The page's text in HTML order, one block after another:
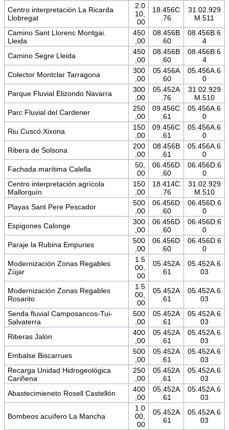
Centro interpretación La Ricarda
Llobregat
2.0
10,
00
18.456C
.76
31.02.929
M.511
Camino Sant Llorenc Montgai.
Lleida
450
,00
08.456B
.60
08.456B.6
4
Camino Segre Lleida
450
,00
08.456B
.60
08.456B.6
4
Colector Montclar Tarragona
300
,00
05.456A
.60
05.456A.6
0
Parque Fluvial Elizondo Navarra
300
,00
05.452A
.76
31.02.929
M.510
Parc Fluvial del Cardener
250
,00
09.456C
.61
05.456A.6
0
Riu Cuscó Xixona
150
,00
09.456C
.61
05.456A.6
0
Ribera de Solsona
200
,00
08.456B
.61
05.456A.6
0
Fachada marítima Calella
50,
00
06.456D
.60
06.456D.6
0
Centro interpretación agrícola
Mallorquín
150
,00
18.414C
.76
31.02.929
M.510
Playas Sant Pere Pescador
500
,00
06.456D
.60
06.456D.6
0
Espigones Calonge
300
,00
06.456D
.60
06.456D.6
0
Paraje la Rubina Empuries
500
,00
06.456D
.60
06.456D.6
0
Modernización Zonas Regables
Zújar
1.5
00,
00
05.452A
.61
05.452A.6
03
Modernización Zonas Regables
Rosarito
1.5
00,
00
05.452A
.61
05.452A.6
03
Senda fluvial Camposancos-Tui-
Salvaterra
500
,00
05.452A
.61
05.452A.6
03
Riberas Jalón
400
,00
05.452A
.61
05.452A.6
03
Embalse Biscarrues
500
,00
05.452A
.61
05.452A.6
03
Recarga Unidad Hidrogeológica
Cariñena
250
,00
05.452A
.61
05.452A.6
03
Abastecimieneto Rosell Castellón
400
,00
05.452A
.61
05.452A.6
03
Bombeos acuífero La Mancha
1.0
00,
00
05.452A
.61
05.452A.6
03